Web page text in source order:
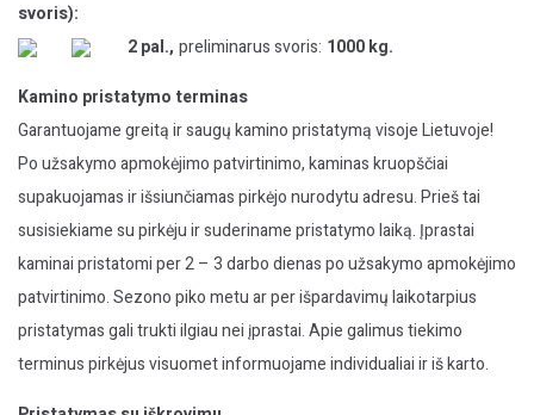
svoris):
2 pal., preliminarus svoris: 1000 kg.
Kamino pristatymo terminas
Garantuojame greitą ir saugų kamino pristatymą visoje Lietuvoje!
Po užsakymo apmokėjimo patvirtinimo, kaminas kruopščiai
supakuojamas ir išsiunčiamas pirkėjo nurodytu adresu. Prieš tai
susisiekiame su pirkėju ir suderiname pristatymo laiką. Įprastai
kaminai pristatomi per 2 – 3 darbo dienas po užsakymo apmokėjimo
patvirtinimo. Sezono piko metu ar per išpardavimų laikotarpius
pristatymas gali trukti ilgiau nei įprastai. Apie galimus tiekimo
terminus pirkėjus visuomet informuojame individualiai ir iš karto.